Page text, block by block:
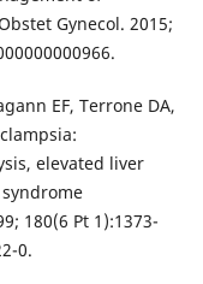
Gynecol. 2015;
EF, Terrone DA,
elevated liver
180(6 Pt 1):1373-
0.